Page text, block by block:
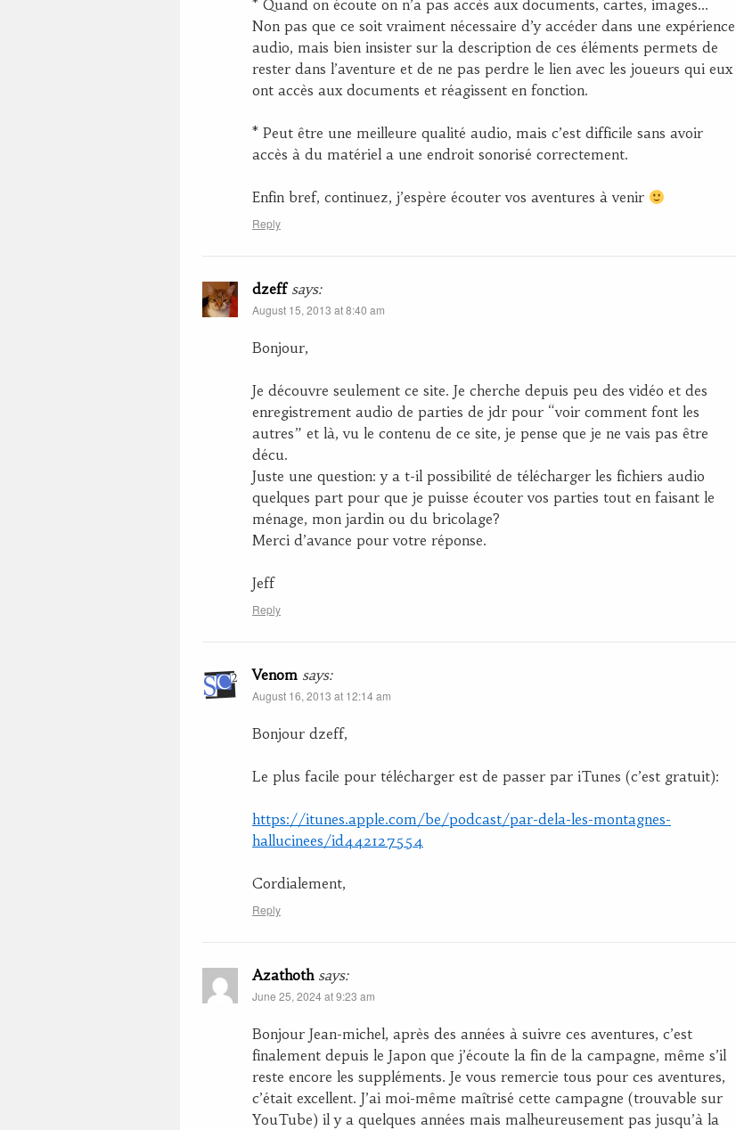
* Quand on écoute on n’a pas accès aux documents, cartes, images…
Non pas que ce soit vraiment nécessaire d’y accéder dans une expérience
audio, mais bien insister sur la description de ces éléments permets de
rester dans l’aventure et de ne pas perdre le lien avec les joueurs qui eux
ont accès aux documents et réagissent en fonction.
* Peut être une meilleure qualité audio, mais c’est difficile sans avoir
accès à du matériel a une endroit sonorisé correctement.
Enfin bref, continuez, j’espère écouter vos aventures à venir
Reply
dzeff says:
August 15, 2013 at 8:40 am
Bonjour,
Je découvre seulement ce site. Je cherche depuis peu des vidéo et des
enregistrement audio de parties de jdr pour “voir comment font les
autres” et là, vu le contenu de ce site, je pense que je ne vais pas être
décu.
Juste une question: y a t-il possibilité de télécharger les fichiers audio
quelques part pour que je puisse écouter vos parties tout en faisant le
ménage, mon jardin ou du bricolage?
Merci d’avance pour votre réponse.
Jeff
Reply
Venom says:
August 16, 2013 at 12:14 am
Bonjour dzeff,
Le plus facile pour télécharger est de passer par iTunes (c’est gratuit):
https://itunes.apple.com/be/podcast/par-dela-les-montagnes-
hallucinees/id442127554
Cordialement,
Reply
Azathoth says:
June 25, 2024 at 9:23 am
Bonjour Jean-michel, après des années à suivre ces aventures, c’est
finalement depuis le Japon que j’écoute la fin de la campagne, même s’il
reste encore les suppléments. Je vous remercie tous pour ces aventures,
c’était excellent. J’ai moi-même maîtrisé cette campagne (trouvable sur
YouTube) il y a quelques années mais malheureusement pas jusqu’à la